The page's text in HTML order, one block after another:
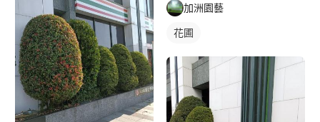
加洲園藝
花圃